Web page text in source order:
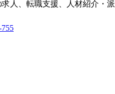
人、転職支援、人材紹介・派